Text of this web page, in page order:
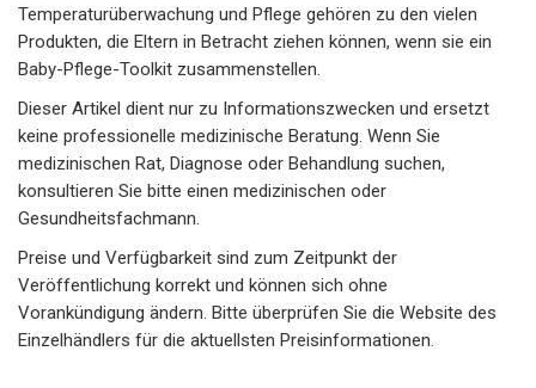
Temperaturüberwachung und Pflege gehören zu den vielen
Produkten, die Eltern in Betracht ziehen können, wenn sie ein
Baby-Pflege-Toolkit zusammenstellen.
Dieser Artikel dient nur zu Informationszwecken und ersetzt
keine professionelle medizinische Beratung. Wenn Sie
medizinischen Rat, Diagnose oder Behandlung suchen,
konsultieren Sie bitte einen medizinischen oder
Gesundheitsfachmann.
Preise und Verfügbarkeit sind zum Zeitpunkt der
Veröffentlichung korrekt und können sich ohne
Vorankündigung ändern. Bitte überprüfen Sie die Website des
Einzelhändlers für die aktuellsten Preisinformationen.